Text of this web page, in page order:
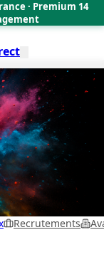
· Premium 14
Recrutements